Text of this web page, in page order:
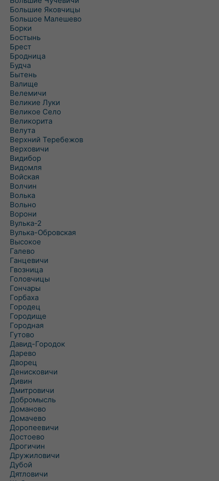
Большие Яковчицы
Большое Малешево
Борки
Бостынь
Брест
Бродница
Будча
Бытень
Валище
Велемичи
Великие Луки
Великое Село
Великорита
Велута
Верхний Теребежов
Верховичи
Видибор
Видомля
Войская
Волчин
Волька
Вольно
Ворони
Вулька-2
Вулька-Обровская
Высокое
Галево
Ганцевичи
Гвозница
Головчицы
Гончары
Горбаха
Городец
Городище
Городная
Гутово
Давид-Городок
Дарево
Дворец
Денисковичи
Дивин
Дмитровичи
Добромысль
Доманово
Домачево
Доропеевичи
Достоево
Дрогичин
Дружиловичи
Дубой
Дятловичи